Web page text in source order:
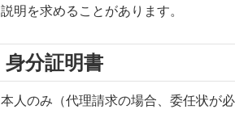
説明を求めることがあります。​
身分証明書
本人のみ（代理請求の場合、委任状が必